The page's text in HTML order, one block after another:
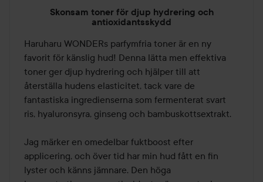
5
Skonsam toner för djup hydrering och
antioxidantsskydd
Haruharu WONDERs parfymfria toner är en ny
favorit för känslig hud! Denna lätta men effektiva
toner ger djup hydrering och hjälper till att
återställa hudens elasticitet, tack vare de
fantastiska ingredienserna som fermenterat svart
ris, hyaluronsyra, ginseng och bambuskottsextrakt.
Jag märker en omedelbar fuktboost efter
applicering, och över tid har min hud fått en fin
lyster och känns jämnare. Den höga